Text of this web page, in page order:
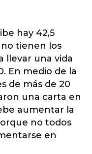
hay 42,5
tienen los
llevar una vida
En medio de la
de más de 20
una carta en
aumentar la
no todos
en